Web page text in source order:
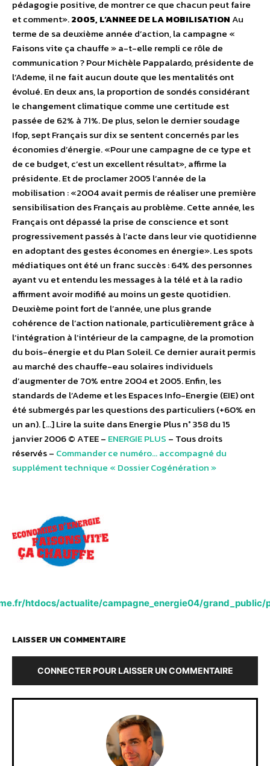
pédagogie positive, de montrer ce que chacun peut faire
et comment».2005, L’ANNEE DE LA MOBILISATIONAu
terme de sa deuxième année d’action, la campagne «
Faisons vite ça chauffe » a-t-elle rempli ce rôle de
communication ? Pour Michèle Pappalardo, présidente de
l’Ademe, il ne fait aucun doute que les mentalités ont
évolué. En deux ans, la proportion de sondés considérant
le changement climatique comme une certitude est
passée de 62% à 71%. De plus, selon le dernier soudage
Ifop, sept Français sur dix se sentent concernés par les
économies d’énergie. «Pour une campagne de ce type et
de ce budget, c’est un excellent résultat», affirme la
présidente. Et de proclamer 2005 l’année de la
mobilisation : «2004 avait permis de réaliser une première
sensibilisation des Français au problème. Cette année, les
Français ont dépassé la prise de conscience et sont
progressivement passés à l’acte dans leur vie quotidienne
en adoptant des gestes économes en énergie». Les spots
médiatiques ont été un franc succès : 64% des personnes
ayant vu et entendu les messages à la télé et à la radio
affirment avoir modifié au moins un geste quotidien.
Deuxième point fort de l’année, une plus grande
cohérence de l’action nationale, particulièrement grâce à
l’intégration à l’intérieur de la campagne, de la promotion
du bois-énergie et du Plan Soleil. Ce dernier aurait permis
au marché des chauffe-eau solaires individuels
d’augmenter de 70% entre 2004 et 2005. Enfin, les
standards de l’Ademe et les Espaces Info-Energie (EIE) ont
été submergés par les questions des particuliers (+60% en
un an). […] Lire la suite dans Energie Plus n° 358 du 15
janvier 2006 © ATEE – ENERGIE PLUS – Tous droits
réservés – Commander ce numéro… accompagné du
supplément technique « Dossier Cogénération »
htdocs/actualite/campagne_energie04/grand_public/
LAISSER UN COMMENTAIRE
CONNECTER POUR LAISSER UN COMMENTAIRE